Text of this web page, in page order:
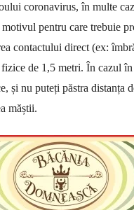
coronavirus, în multe
pentru care trebuie
contactului direct (ex:
de 1,5 metri. În cazul
și nu puteți păstra distanța
măștii.